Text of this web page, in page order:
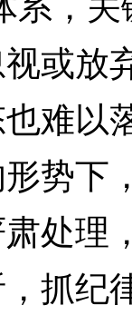
或放
难以
势下
处理
抓纪